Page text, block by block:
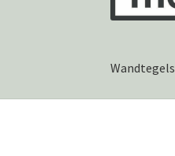
Wandtegels